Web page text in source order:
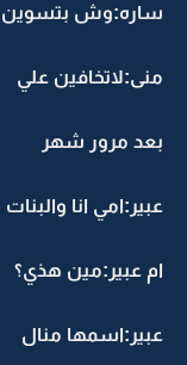
ساره:وش بتسوين
منى:لاتخافين علي
بعد مرور شهر
عبير:امي انا
ام عبير:مين هذي؟
عبير:اسمها منال